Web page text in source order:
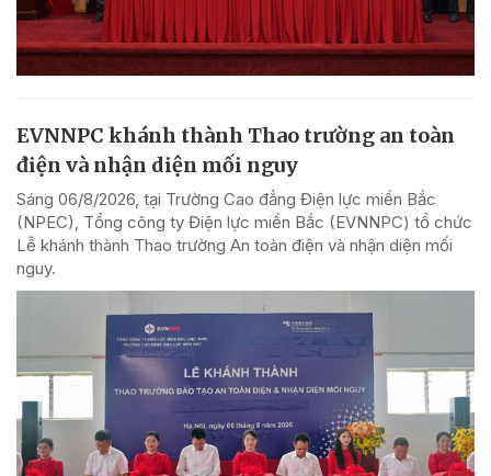
EVNNPC khánh thành Thao trường an toàn
điện và nhận diện mối nguy
Sáng 06/8/2026, tại Trường Cao đẳng Điện lực miền Bắc
(NPEC), Tổng công ty Điện lực miền Bắc (EVNNPC) tổ chức
Lễ khánh thành Thao trường An toàn điện và nhận diện mối
nguy.